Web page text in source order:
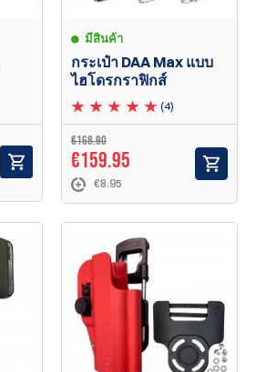
มีสินค้า
กระเป๋า DAA Max แบบ
ไฮโดรกราฟิกส์
(4)
€168.90
€159.95
€8.95